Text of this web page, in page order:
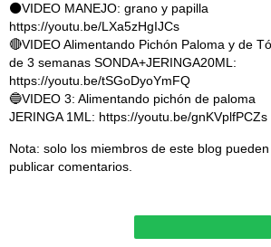
⚫VIDEO MANEJO: grano y papilla
https://youtu.be/LXa5zHgIJCs
🔴VIDEO Alimentando Pichón Paloma y de
de 3 semanas SONDA+JERINGA20ML:
https://youtu.be/tSGoDyoYmFQ
🔵VIDEO 3: Alimentando pichón de paloma
JERINGA 1ML: https://youtu.be/gnKVplfPCZs
Nota: solo los miembros de este blog pueden
publicar comentarios.